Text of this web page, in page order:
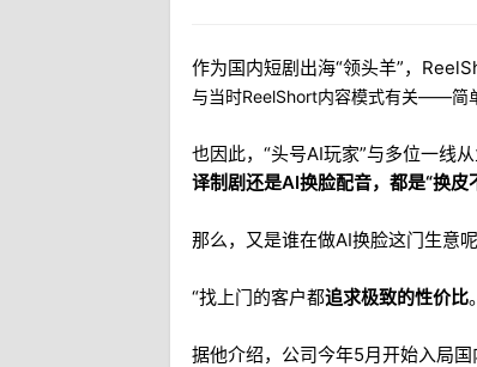
作为国内短剧出海“领头羊”，
与当时ReelShort内容模式有关——简
也因此，“头号AI玩家”与多位一线
译制剧还是AI换脸配音，都是“换皮
那么，又是谁在做AI换脸这门生意呢
“找上门的客户都追求极致的性价比
据他介绍，公司今年5月开始入局